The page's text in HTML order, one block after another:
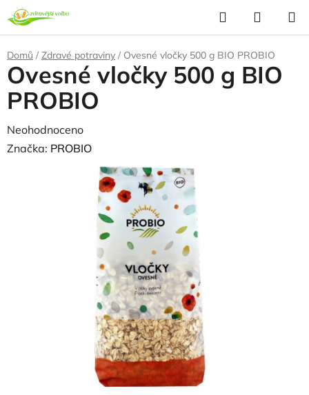
Přejít
na
obsah
Hledat
KOŠÍK
Domů / Zdravé potraviny / Ovesné vločky 500 g BIO PROBIO
Ovesné vločky 500 g BIO
PROBIO
Průměrné
hodnocení
Neohodnoceno
Značka: PROBIO